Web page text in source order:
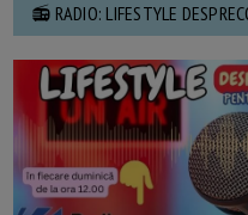
📻 RADIO: LIFESTYLE